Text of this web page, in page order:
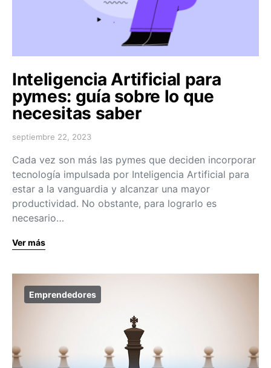
Inteligencia Artificial para
pymes: guía sobre lo que
necesitas saber
septiembre 22, 2023
Cada vez son más las pymes que deciden incorporar
tecnología impulsada por Inteligencia Artificial para
estar a la vanguardia y alcanzar una mayor
productividad. No obstante, para lograrlo es
necesario…
Ver más
Emprendedores